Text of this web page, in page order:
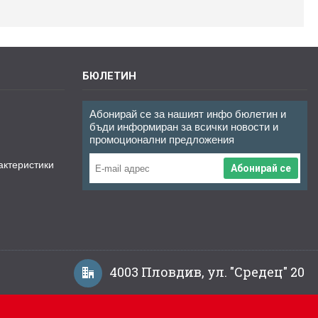
БЮЛЕТИН
Абонирай се за нашият инфо бюлетин и
бъди информиран за всички новости и
промоционални предложения
Абонирай се
4003 Пловдив, ул. "Средец" 20